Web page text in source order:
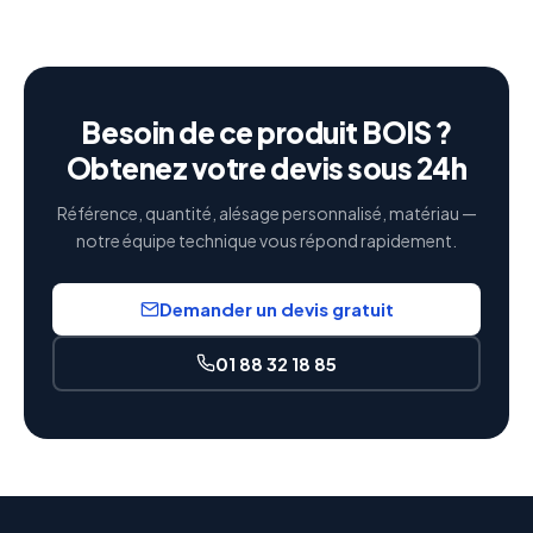
Besoin de ce produit BOIS ?
Obtenez votre devis sous 24h
Référence, quantité, alésage personnalisé, matériau —
notre équipe technique vous répond rapidement.
Demander un devis gratuit
01 88 32 18 85